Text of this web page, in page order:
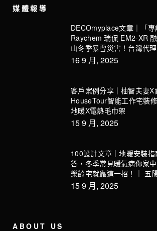
媒體報導
DECOmyplace文章｜「專
Raychem 瑞侃 EM2-XR
山冬季暴雪災害！台灣代
16 9 月, 2025
客戶案例分享｜柚智夫妻X
HouseTour智能工作宅裝
地暖X電熱毛巾架
15 9 月, 2025
100設計文章｜地暖安裝
答，冬季常見暖氣病你家
樂齡宅就靠這一招！｜ 五
15 9 月, 2025
ABOUT US